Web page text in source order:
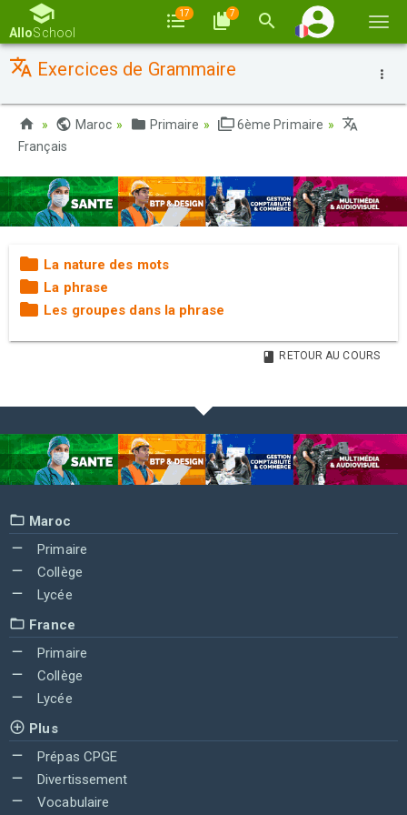
la
AlloSchool
17 7
Exercices de Grammaire
Maroc Primaire
6ème Primaire
Français
La nature des mots
La phrase
Les groupes dans la phrase
RETOUR AU COURS
Maroc
Primaire
Collège
Lycée
France
Primaire
Collège
Lycée
Plus
Prépas CPGE
Divertissement
Vocabulaire